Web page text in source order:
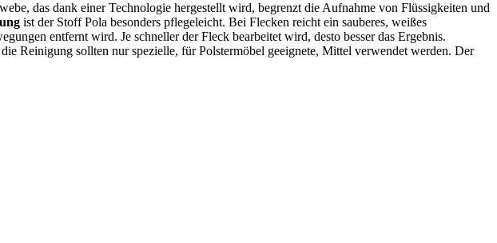
das dank einer Technologie hergestellt wird, begrenzt die Aufnahme von Flüssigkeiten und
ist der Stoff Pola besonders pflegeleicht. Bei Flecken reicht ein sauberes, weißes
entfernt wird. Je schneller der Fleck bearbeitet wird, desto besser das Ergebnis.
Reinigung sollten nur spezielle, für Polstermöbel geeignete, Mittel verwendet werden. Der